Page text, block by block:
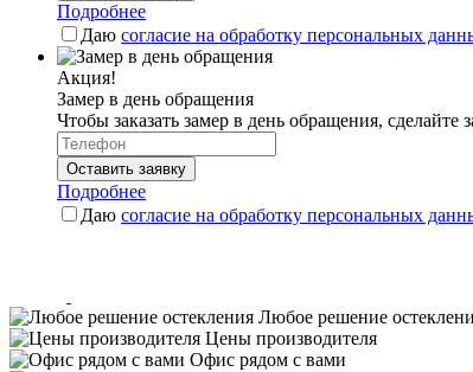
Подробнее
Даю согласие на обработку персональных
Акция!
Замер в день обращения
Чтобы заказать замер в день обращения, сделайте
Оставить заявку
Подробнее
Даю согласие на обработку персональных
Любое решение
Цены производителя
Офис рядом с вами